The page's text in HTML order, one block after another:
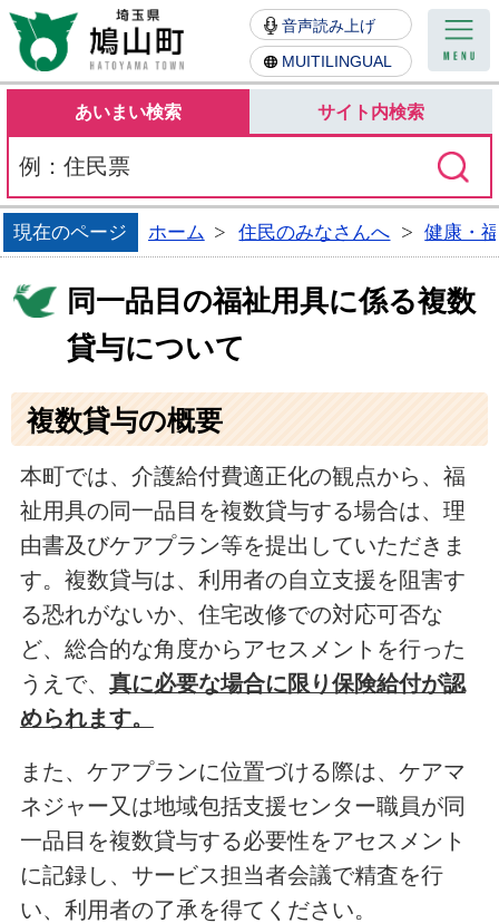
鳩山町
音声読み上げ
MUITILINGUAL
あいまい検索 サイト内検索
現在のページ ホーム 住民のみなさんへ 健康・
同一品目の福祉用具に係る複数
貸与について
複数貸与の概要
本町では、介護給付費適正化の観点から、福
祉用具の同一品目を複数貸与する場合は、理
由書及びケアプラン等を提出していただきま
す。複数貸与は、利用者の自立支援を阻害す
る恐れがないか、住宅改修での対応可否な
ど、総合的な角度からアセスメントを行った
うえで、 真に必要な場合に限り保険給付が認
められます。
また、ケアプランに位置づける際は、ケアマ
ネジャー又は地域包括支援センター職員が同
一品目を複数貸与する必要性をアセスメント
に記録し、サービス担当者会議で精査を行
い、利用者の了承を得てください。